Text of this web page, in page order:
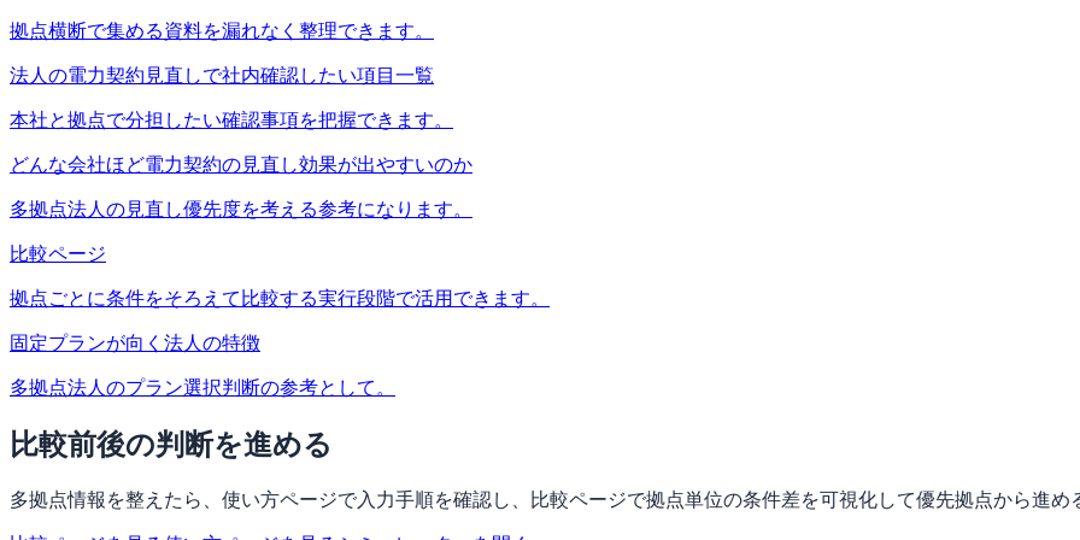
拠点横断で集める資料を漏れなく整理できます。
法人の電力契約見直しで社内確認したい項目一覧
本社と拠点で分担したい確認事項を把握できます。
どんな会社ほど電力契約の見直し効果が出やすいのか
多拠点法人の見直し優先度を考える参考になります。
比較ページ
拠点ごとに条件をそろえて比較する実行段階で活用できます。
固定プランが向く法人の特徴
多拠点法人のプラン選択判断の参考として。
比較前後の判断を進める
多拠点情報を整えたら、使い方ページで入力手順を確認し、比較ページで拠点単位の条件差を可視化して優先拠点から進め